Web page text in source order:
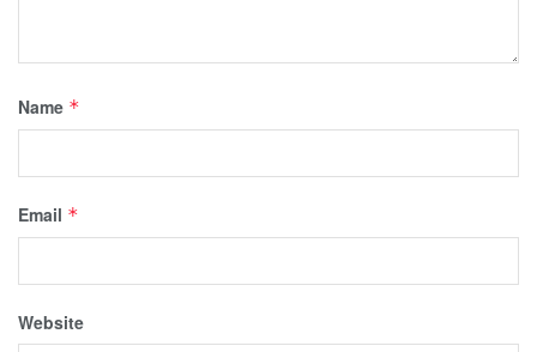
Name *
Email *
Website